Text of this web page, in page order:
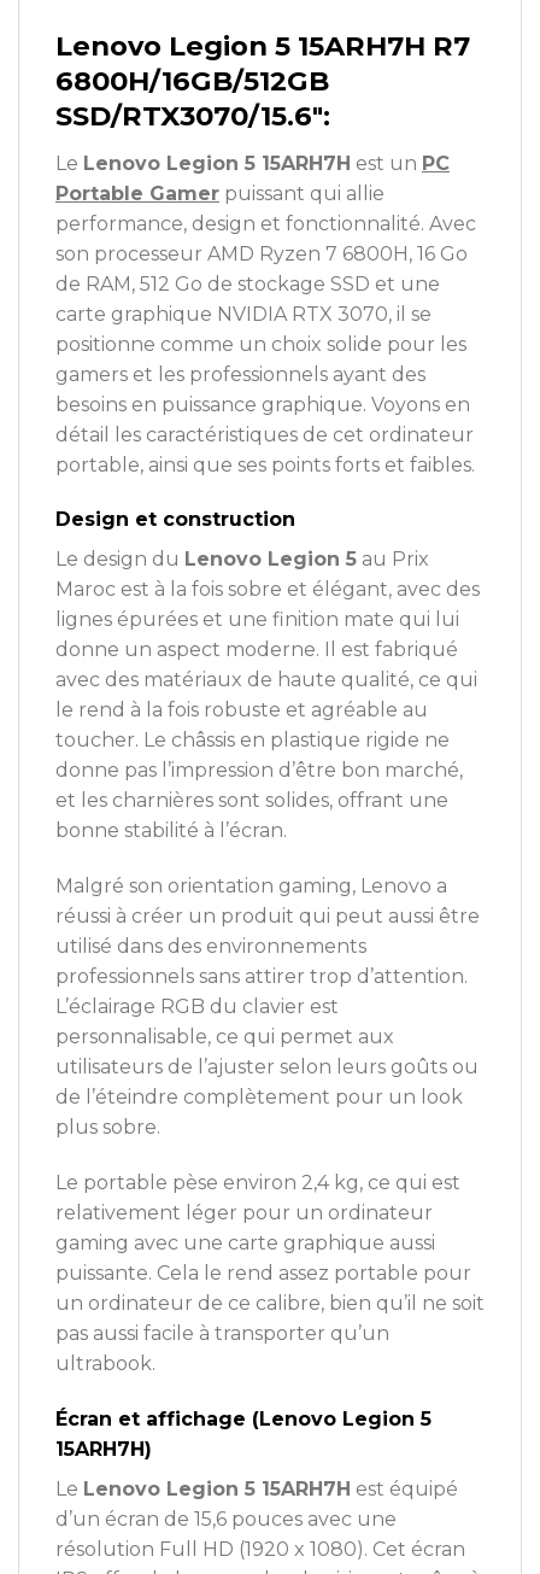
Lenovo Legion 5 15ARH7H R7
6800H/16GB/512GB
SSD/RTX3070/15.6″:
Le Lenovo Legion 5 15ARH7H est un PC
Portable Gamer puissant qui allie
performance, design et fonctionnalité. Avec
son processeur AMD Ryzen 7 6800H, 16 Go
de RAM, 512 Go de stockage SSD et une
carte graphique NVIDIA RTX 3070, il se
positionne comme un choix solide pour les
gamers et les professionnels ayant des
besoins en puissance graphique. Voyons en
détail les caractéristiques de cet ordinateur
portable, ainsi que ses points forts et faibles.
Design et construction
Le design du Lenovo Legion 5 au Prix
Maroc est à la fois sobre et élégant, avec des
lignes épurées et une finition mate qui lui
donne un aspect moderne. Il est fabriqué
avec des matériaux de haute qualité, ce qui
le rend à la fois robuste et agréable au
toucher. Le châssis en plastique rigide ne
donne pas l’impression d’être bon marché,
et les charnières sont solides, offrant une
bonne stabilité à l’écran.
Malgré son orientation gaming, Lenovo a
réussi à créer un produit qui peut aussi être
utilisé dans des environnements
professionnels sans attirer trop d’attention.
L’éclairage RGB du clavier est
personnalisable, ce qui permet aux
utilisateurs de l’ajuster selon leurs goûts ou
de l’éteindre complètement pour un look
plus sobre.
Le portable pèse environ 2,4 kg, ce qui est
relativement léger pour un ordinateur
gaming avec une carte graphique aussi
puissante. Cela le rend assez portable pour
un ordinateur de ce calibre, bien qu’il ne soit
pas aussi facile à transporter qu’un
ultrabook.
Écran et affichage (Lenovo Legion 5
15ARH7H)
Le Lenovo Legion 5 15ARH7H est équipé
d’un écran de 15,6 pouces avec une
résolution Full HD (1920 x 1080). Cet écran